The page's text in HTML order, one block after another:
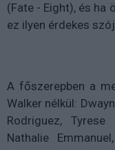
(Fate - Eight), és ha
ez ilyen érdekes
A főszerepben a
Walker nélkül:
Rodriguez,
Nathalie